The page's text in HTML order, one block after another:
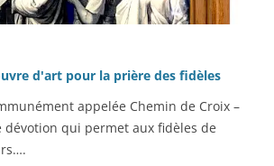
d'art pour la prière des fidèles
appelée Chemin de Croix –
dévotion qui permet aux fidèles de